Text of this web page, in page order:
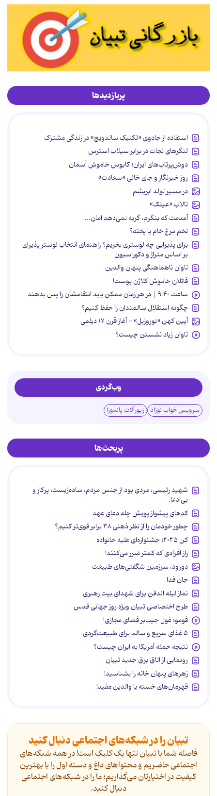
پربازدیدها
استفاده از جادوی «تکنیک ساندویچ» در زندگی مشترک
لنگرهای نجات در برابر سیلاب استرس
دوش‌پرتاب‌های ایران؛ کابوس خاموش آسمان
روز خبرنگار و جای خالی «سعادت»
در مسیر تولد ابریشم
تالاب «عینک»
آمدمت که بنگرم، گریه نمی‌دهد امان...
تخم مرغ خام یا پخته؟
برای پذیرایی چه لوستری بخریم؟ راهنمای انتخاب لوستر پذیرای
بر اساس متراژ و دکوراسیون
تاوان ناهماهنگی پنهان والدین
قاتلان خاموش کلاژن پوست!
ساعت ۹:۴۰ | در هر زمان ممکن باید انتقامشان را پس بدهند
چگونه استقلال سالمندان را حفظ کنیم؟
آیین کهن «نوروزبل» - آغاز قرن ۱۷ دیلمی
تاوان زیاد نشستن چیست؟
وب‌گردی
سرویس خواب نوزاد زیورآلات پاندورا
پربحث‌ها
شهید رئیسی، مردی بود از جنس مردم، ساده‌زیست، پرکار و
بی‌ادعا.
کدهای پیشواز پویش چله دعای عهد
چطور خودمان را از نظر ذهنی ۳۸ برابر قوی‌تر کنیم؟
کن ۲۰۲۵؛ جشنواره‌ای علیه خانواده
راز افرادی که کمتر ضرر می‌کنند!
دورود، سرزمین شگفتی‌های طبیعت
جان فدا
نماز لیله الدفن برای شهدای بیت رهبری
طرح اختصاصی تبیان ویژه روز جهانی قدس
فومو؛ غول جیب‌بر فضای مجازی!
۵ غذای سریع و سالم برای طبیعت‌گردی
نتیجه حمله آمریکا به ایران چیست؟
رونمایی از اتاق برق جدید تبیان
زهرهای پنهان خانه را بشناسید!
قهرمان‌های خسته یا والدین مفید!
تبیان را در شبکه‌های اجتماعی دنبال کنید
فاصله شما با تبیان تنها یک کلیک است! در همه شبکه‌های
اجتماعی حاضریم و محتواهای داغ و دسته اول را با بهترین
کیفیت در اختیارتان می‌گذاریم؛ ما را در شبکه‌های اجتماعی
دنیال کنید.